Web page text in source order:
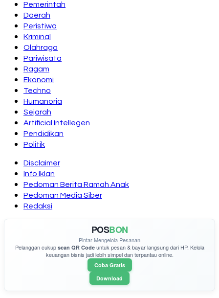
Pemerintah
Daerah
Peristiwa
Kriminal
Olahraga
Pariwisata
Ragam
Ekonomi
Techno
Humanoria
Sejarah
Artificial Intellegen
Pendidikan
Politik
Disclaimer
Info Iklan
Pedoman Berita Ramah Anak
Pedoman Media Siber
Redaksi
POSBON
Pintar Mengelola Pesanan
Pelanggan cukup scan QR Codeuntuk pesan & bayar langsung dari HP. Kelola
keuangan bisnis jadi lebih simpel dan terpantau online.
Coba Gratis
Download